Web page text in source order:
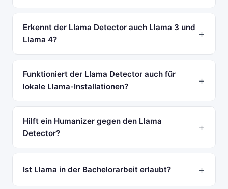
Erkennt der Llama Detector auch Llama 3 und
Llama 4?
Funktioniert der Llama Detector auch für
lokale Llama-Installationen?
Hilft ein Humanizer gegen den Llama
Detector?
Ist Llama in der Bachelorarbeit erlaubt?